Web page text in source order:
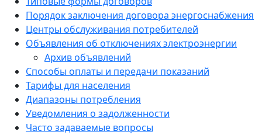
Порядок заключения договора энергоснабжения
Центры обслуживания потребителей
Объявления об отключениях электроэнергии
Архив объявлений
Способы оплаты и передачи показаний
Тарифы для населения
Диапазоны потребления
Уведомления о задолженности
Часто задаваемые вопросы